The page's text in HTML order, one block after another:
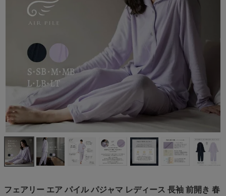
フェアリー エア パイル パジャマ レディース 長袖 前開き 春